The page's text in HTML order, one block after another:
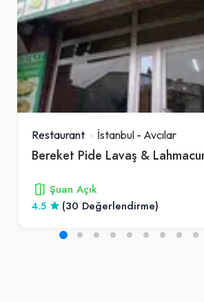
Restaurant İstanbul - Avcılar
Bereket Pide Lavaş &
Şuan Açık
4.5
(30 Değerlendirme)